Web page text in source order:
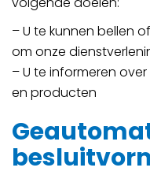
– U te kunnen bellen
om onze
– U te informeren
en producten